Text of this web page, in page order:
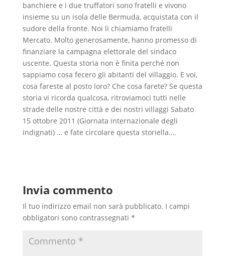
banchiere e i due truffatori sono fratelli e vivono
insieme su un isola delle Bermuda, acquistata con il
sudore della fronte. Noi li chiamiamo fratelli
Mercato. Molto generosamente, hanno promesso di
finanziare la campagna elettorale del sindaco
uscente. Questa storia non è finita perché non
sappiamo cosa fecero gli abitanti del villaggio. E voi,
cosa fareste al posto loro? Che cosa farete? Se questa
storia vi ricorda qualcosa, ritroviamoci tutti nelle
strade delle nostre città e dei nostri villaggi Sabato
15 ottobre 2011 (Giornata internazionale degli
indignati) … e fate circolare questa storiella….
Invia commento
Il tuo indirizzo email non sarà pubblicato. I campi
obbligatori sono contrassegnati *